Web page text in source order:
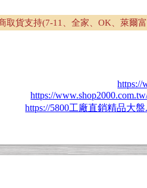
取貨支持(7-11、全家、OK、萊爾
https://
https://
https://5800工廠直銷精品大盤